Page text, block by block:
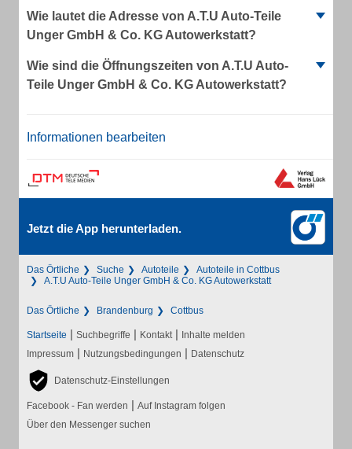
Wie lautet die Adresse von A.T.U Auto-Teile
Unger GmbH & Co. KG Autowerkstatt?
Wie sind die Öffnungszeiten von A.T.U Auto-
Teile Unger GmbH & Co. KG Autowerkstatt?
Informationen bearbeiten
Jetzt die App herunterladen.
Das Örtliche Suche Autoteile
Autoteile in Cottbus
A.T.U Auto-Teile Unger GmbH & Co. KG Autowerkstatt
Das Örtliche Brandenburg Cottbus
Startseite | Suchbegriffe | Kontakt | Inhalte melden
Impressum | Nutzungsbedingungen | Datenschutz
Datenschutz-Einstellungen
Facebook - Fan werden | Auf Instagram folgen
Über den Messenger suchen